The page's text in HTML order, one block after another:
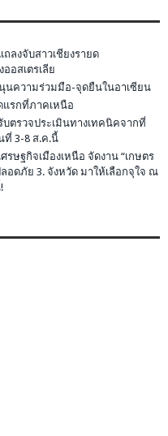
ลงจับสาวเชียงรายด
อสเตรเลีย
นความร่วมมือ-จุดยืนในอาเซียน
แรกที่ภาคเหนือ
ตรวจประเมินทางเทคนิคจากที่
3-8 ส.ค.นี้
ษฐกิจเมืองเหนือ จัดงาน “เกษตร
อดภัย 3. จังหวัด มาให้เลือกจุใจ ณ